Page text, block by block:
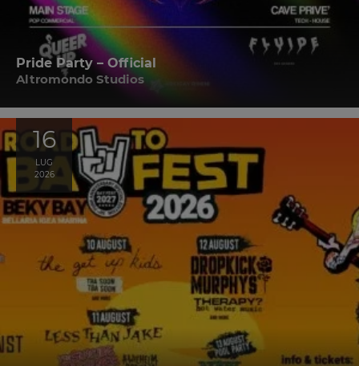
Pride Party – Official
Altromondo Studios
16
LUG
2026